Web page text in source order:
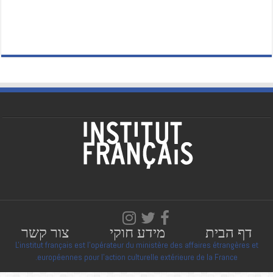
דף הבית מידע חוקי צור קשר
L'institut français est l'opérateur du ministère des affaires étrangères et
européennes pour l'action culturelle extérieure de la France.